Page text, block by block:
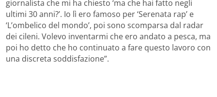
giornalista che mi ha chiesto ‘ma che hai fatto negli
ultimi 30 anni?’. Io lì ero famoso per ‘Serenata rap’ e
‘L’ombelico del mondo’, poi sono scomparsa dal radar
dei cileni. Volevo inventarmi che ero andato a pesca, ma
poi ho detto che ho continuato a fare questo lavoro con
una discreta soddisfazione”.